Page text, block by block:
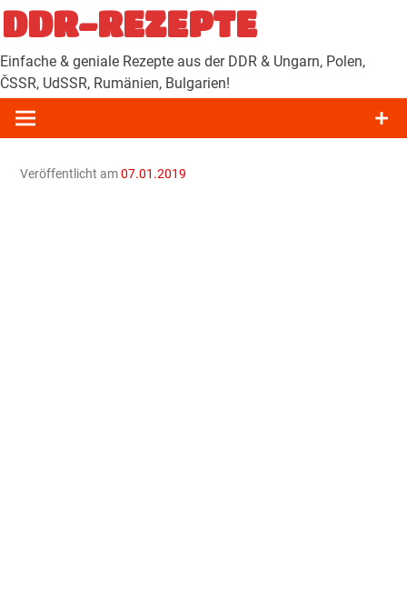
Zum
Inhalt
springen
DDR-REZEPTE
Einfache & geniale Rezepte aus der DDR & Ungarn, Polen,
ČSSR, UdSSR, Rumänien, Bulgarien!
Veröffentlicht am07.01.2019